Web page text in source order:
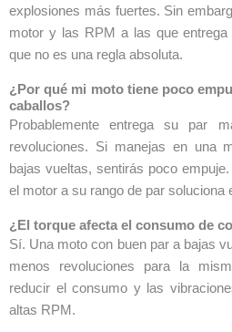
explosiones más fuertes. Sin
motor y las RPM a las que
que no es una regla absoluta.
¿Por qué mi moto tiene poco
caballos?
Probablemente entrega su par
revoluciones. Si manejas en una
bajas vueltas, sentirás poco
el motor a su rango de par soluciona
¿El torque afecta el consumo de
Sí. Una moto con buen par a bajas
menos revoluciones para la
reducir el consumo y las
altas RPM.